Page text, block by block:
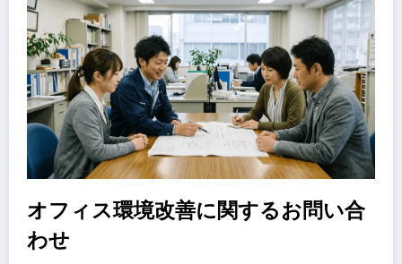
オフィス環境改善に関するお問い合
わせ